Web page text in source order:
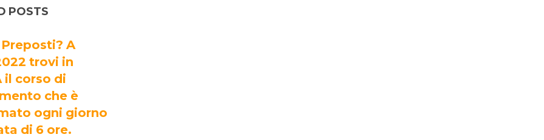
POSTS
A
trovi in
il corso di
che è
ogni giorno
di 6 ore.